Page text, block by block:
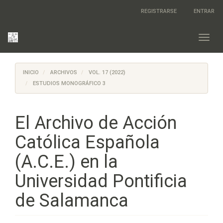
contenido
la
página
Navegación
principal
Contenido
Barra
lateral
REGISTRARSE ENTRAR
INICIO ARCHIVOS
VOL. 17 (2022)
ESTUDIOS MONOGRÁFICO 3
El Archivo de Acción
Católica Española
(A.C.E.) en la
Universidad Pontificia
de Salamanca